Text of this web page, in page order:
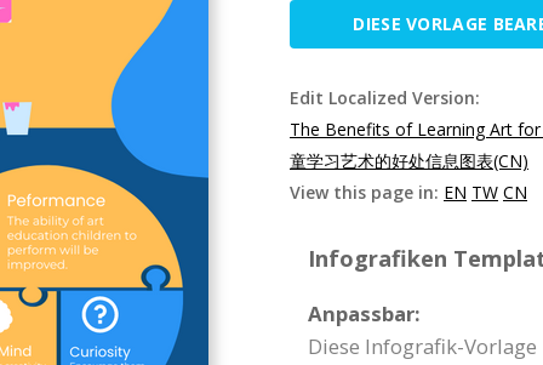
DIESE VORLAGE
Edit Localized Version:
The Benefits of Learning Art for
童学习艺术的好处信息图表(CN)
View this page in: EN TW CN
Infografiken
Anpassbar:
Diese Infografik-